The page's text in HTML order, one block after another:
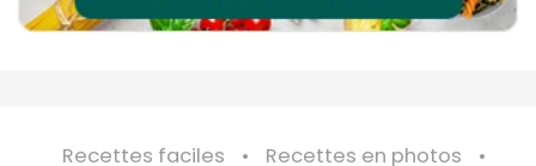
Recettes faciles Recettes en photos